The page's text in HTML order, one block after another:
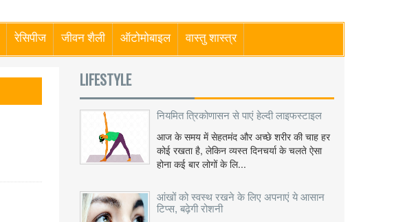
रेसिपीज जीवन शैली ऑटोमोबाइल वास्तु शास्त्र
LIFESTYLE
नियमित त्रिकोणासन से पाएं हेल्दी लाइफस्टाइल
आज के समय में सेहतमंद और अच्छे शरीर की चाह हर
कोई रखता है, लेकिन व्यस्त दिनचर्या के चलते ऐसा
होना कई बार लोगों के लि...
आंखों को स्वस्थ रखने के लिए अपनाएं ये आसान
टिप्स, बढ़ेगी रोशनी